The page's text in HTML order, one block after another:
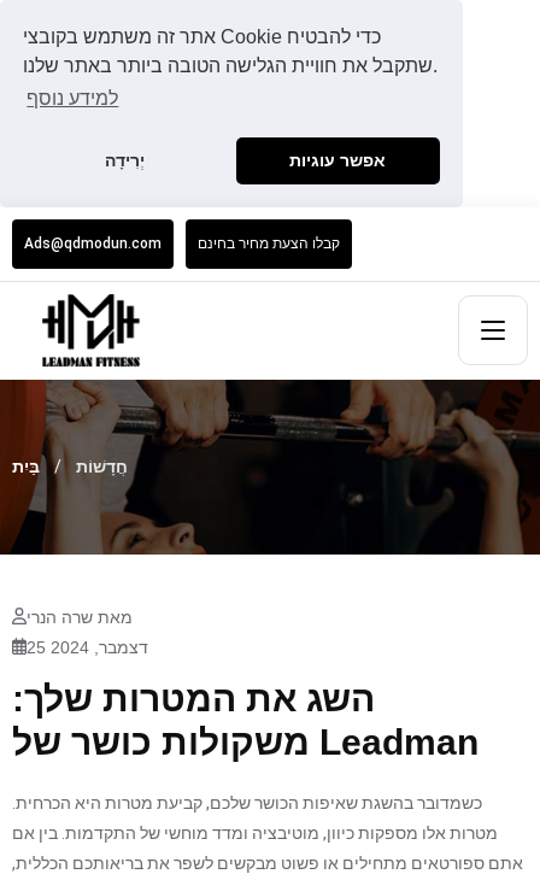
אתר זה משתמש בקובצי Cookie כדי להבטיח
שתקבל את חוויית הגלישה הטובה ביותר באתר שלנו.
למידע נוסף
יְרִידָה אפשר עוגיות
Ads@qdmodun.com קבלו הצעת מחיר בחינם
בַּיִת חֲדָשׁוֹת
מאת שרה הנרי
25 דצמבר, 2024
השג את המטרות שלך:
משקולות כושר של Leadman
כשמדובר בהשגת שאיפות הכושר שלכם, קביעת מטרות היא הכרחית.
מטרות אלו מספקות כיוון, מוטיבציה ומדד מוחשי של התקדמות. בין אם
אתם ספורטאים מתחילים או פשוט מבקשים לשפר את בריאותכם הכללית,